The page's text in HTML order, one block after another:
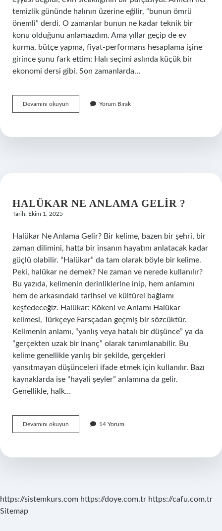
temizlik gününde halının üzerine eğilir, “bunun ömrü
önemli” derdi. O zamanlar bunun ne kadar teknik bir
konu olduğunu anlamazdım. Ama yıllar geçip de ev
kurma, bütçe yapma, fiyat-performans hesaplama işine
girince şunu fark ettim: Halı seçimi aslında küçük bir
ekonomi dersi gibi. Son zamanlarda…
Devamını okuyun
iyi
mi
Yorum Bırak
HALÜKAR NE ANLAMA GELIR ?
Tarih: Ekim 1, 2025
Halükar Ne Anlama Gelir? Bir kelime, bazen bir şehri, bir
zaman dilimini, hatta bir insanın hayatını anlatacak kadar
güçlü olabilir. “Halükar” da tam olarak böyle bir kelime.
Peki, halükar ne demek? Ne zaman ve nerede kullanılır?
Bu yazıda, kelimenin derinliklerine inip, hem anlamını
hem de arkasındaki tarihsel ve kültürel bağlamı
keşfedeceğiz. Halükar: Kökeni ve Anlamı Halükar
kelimesi, Türkçeye Farsçadan geçmiş bir sözcüktür.
Kelimenin anlamı, “yanlış veya hatalı bir düşünce” ya da
“gerçekten uzak bir inanç” olarak tanımlanabilir. Bu
kelime genellikle yanlış bir şekilde, gerçekleri
yansıtmayan düşünceleri ifade etmek için kullanılır. Bazı
kaynaklarda ise “hayali şeyler” anlamına da gelir.
Genellikle, halk…
Devamını okuyun
ne
?
14 Yorum
https://sistemkurs.com https://doye.com.tr https://cafu.com.tr
Sitemap